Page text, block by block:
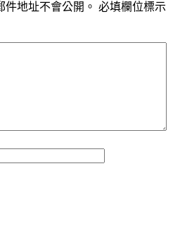
地址不會公開。 必填欄位標示